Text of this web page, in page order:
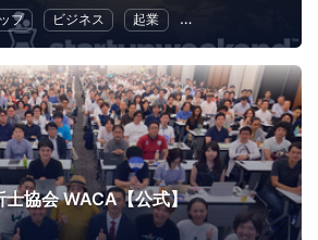
プ ビジネス 起業 異業種交流
士協会 WACA【公式】